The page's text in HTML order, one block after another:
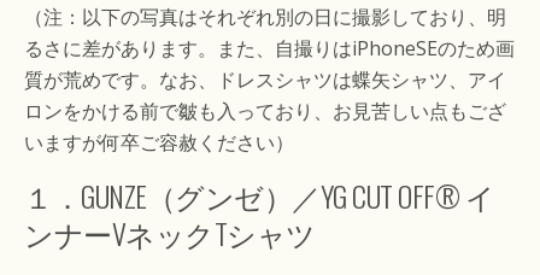
（注：以下の写真はそれぞれ別の日に撮影しており、明
るさに差があります。また、自撮りはiPhoneSEのため画
質が荒めです。なお、ドレスシャツは蝶矢シャツ、アイ
ロンをかける前で皺も入っており、お見苦しい点もござ
いますが何卒ご容赦ください）
１．GUNZE（グンゼ）／YG CUT OFF® イ
ンナーVネックTシャツ